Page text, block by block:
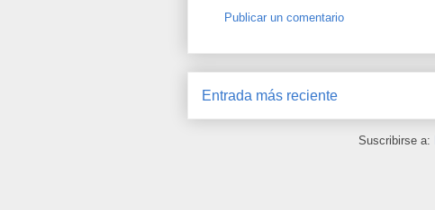
Publicar un comentario
Entrada más reciente
Suscribirse a: